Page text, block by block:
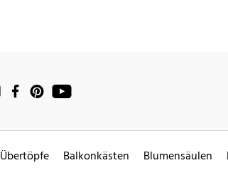
Übertöpfe Balkonkästen Blumensäulen